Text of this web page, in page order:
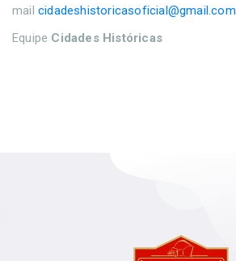
mail cidadeshistoricasoficial@gmail.com
Equipe Cidades Históricas